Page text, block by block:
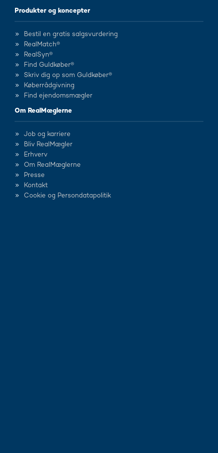
Produkter og koncepter
Bestil en gratis salgsvurdering
RealMatch®
RealSyn®
Find Guldkøber®
Skriv dig op som Guldkøber®
Køberrådgivning
Find ejendomsmægler
Om RealMæglerne
Job og karriere
Bliv RealMægler
Erhverv
Om RealMæglerne
Presse
Kontakt
Cookie og Persondatapolitik